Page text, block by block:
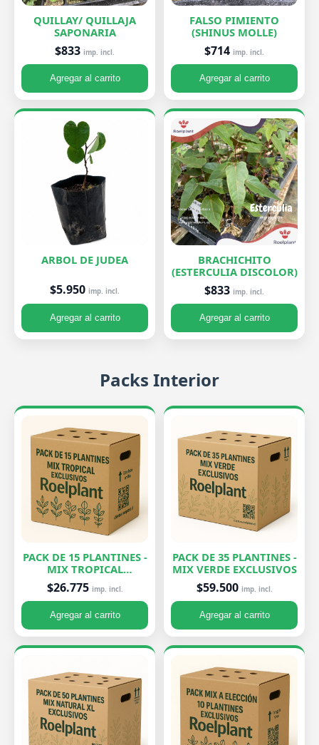
QUILLAY/ QUILLAJA
SAPONARIA
$833 imp. incl.
Agregar al carrito
FALSO PIMIENTO
(SHINUS MOLLE)
$714 imp. incl.
Agregar al carrito
ARBOL DE JUDEA
$5.950 imp. incl.
Agregar al carrito
BRACHICHITO
(ESTERCULIA DISCOLOR)
$833 imp. incl.
Agregar al carrito
Packs Interior
PACK DE 15 PLANTINES -
MIX TROPICAL
EXCLUSIVOS
$26.775 imp. incl.
Agregar al carrito
PACK DE 35 PLANTINES -
MIX VERDE EXCLUSIVOS
$59.500 imp. incl.
Agregar al carrito